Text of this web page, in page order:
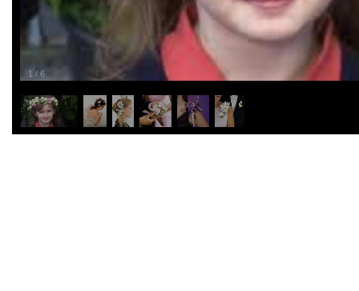
1 / 6